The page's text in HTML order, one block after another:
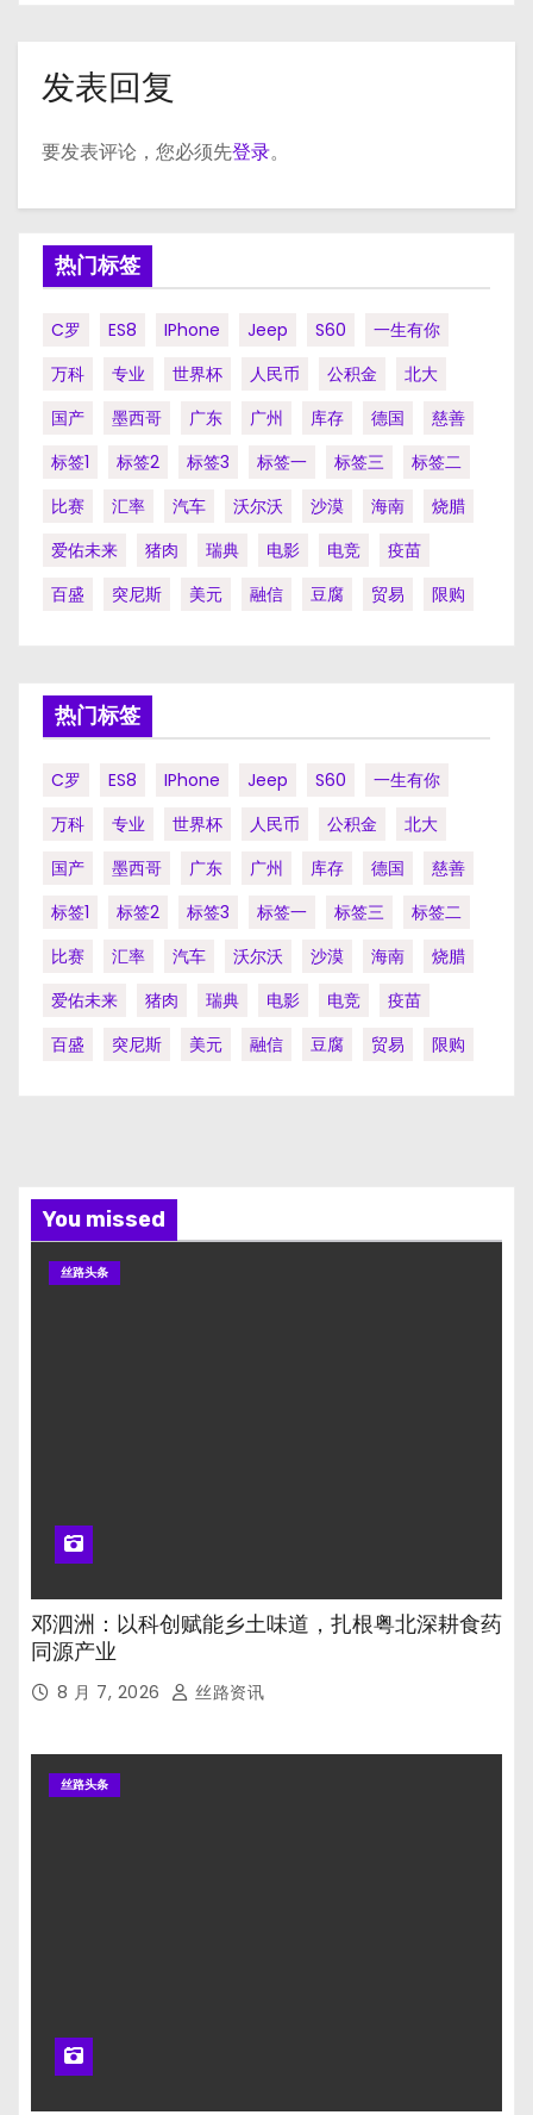
发表回复
要发表评论，您必须先登录。
热门标签
C罗 ES8 IPhone Jeep S60
一生有你
万科
专业 世界杯 人民币 公积金
北大
国产
墨西哥 广东 广州 库存 德国
慈善
标签1
标签2 标签3 标签一 标签三
标签二
比赛
汇率 汽车 沃尔沃 沙漠 海南
烧腊
爱佑未来
猪肉 瑞典 电影 电竞
疫苗
百盛
突尼斯 美元 融信 豆腐 贸易 限购
热门标签
C罗 ES8 IPhone Jeep S60
一生有你
万科
专业 世界杯 人民币 公积金
北大
国产
墨西哥 广东 广州 库存 德国
慈善
标签1
标签2 标签3 标签一 标签三
标签二
比赛
汇率 汽车 沃尔沃 沙漠 海南
烧腊
爱佑未来
猪肉 瑞典 电影 电竞
疫苗
百盛
突尼斯 美元 融信 豆腐 贸易 限购
You missed
丝路头条
邓泗洲：以科创赋能乡土味道，扎根粤北深耕食药
同源产业
8 月 7, 2026 丝路资讯
丝路头条